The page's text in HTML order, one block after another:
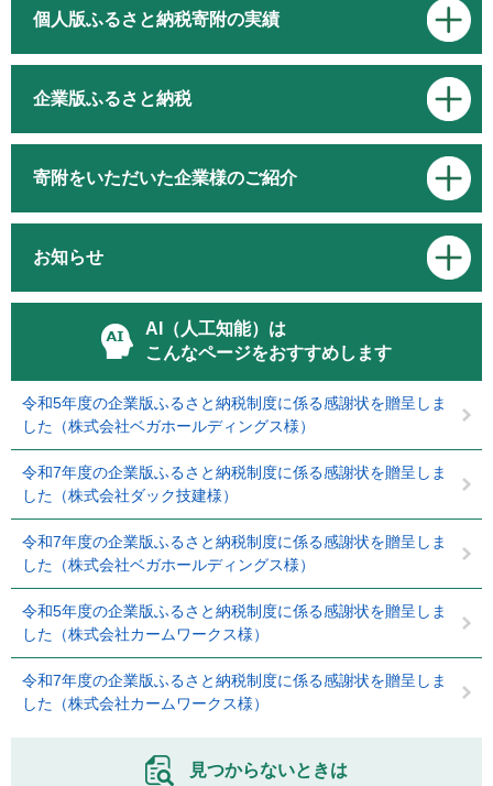
個人版ふるさと納税寄附の実績
企業版ふるさと納税
寄附をいただいた企業様のご紹介
お知らせ
AI（人工知能）は
こんなページをおすすめします
令和5年度の企業版ふるさと納税制度に係る感謝状を贈呈しま
した（株式会社ベガホールディングス様）
令和7年度の企業版ふるさと納税制度に係る感謝状を贈呈しま
した（株式会社ダック技建様）
令和7年度の企業版ふるさと納税制度に係る感謝状を贈呈しま
した（株式会社ベガホールディングス様）
令和5年度の企業版ふるさと納税制度に係る感謝状を贈呈しま
した（株式会社カームワークス様）
令和7年度の企業版ふるさと納税制度に係る感謝状を贈呈しま
した（株式会社カームワークス様）
見つからないときは